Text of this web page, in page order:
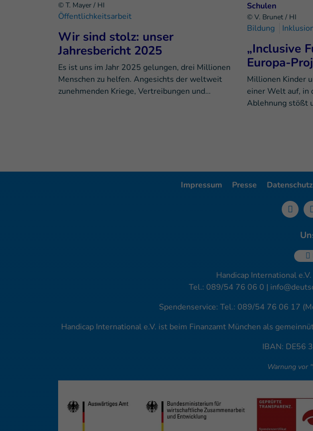
© T. Mayer / HI
Öffentlichkeitsarbeit
Wir sind stolz: unser
Jahresbericht 2025
Es ist uns im Jahr 2025 gelungen, drei Millionen
Menschen zu helfen. Angesichts der weltweit
zunehmenden Kriege, Vertreibungen und…
© V. Brunet / HI
Bildung
„Inclusive
Europa-
Millionen Kinder
einer Welt auf, in
Ablehnung stößt
Impressum Presse Datenschutz
Handicap International
Tel.: 089/54 76 06 0 |
Spendenservice: Tel.: 089/54 76 06 17
Handicap International e.V. ist beim Finanzamt München als
IBAN: DE56
Warnung vor